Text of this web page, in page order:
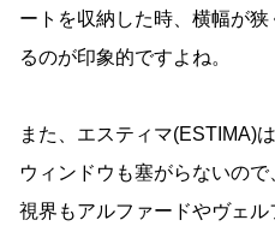
ートを収納した時、横幅が
るのが印象的ですよね。
また、エスティマ(ESTIMA)
ウィンドウも塞がらないの
視界もアルファードやヴェ